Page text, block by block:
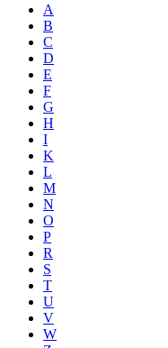
A
B
C
D
E
F
G
H
I
K
L
M
N
O
P
R
S
T
U
V
W